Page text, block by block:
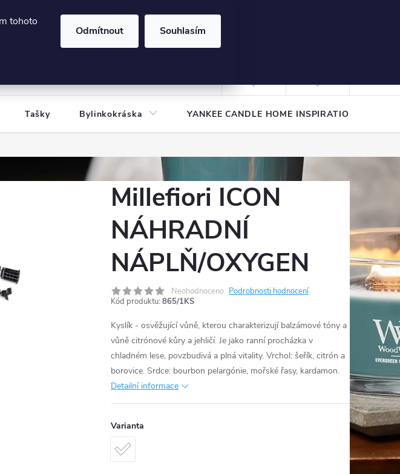
tohoto
Odmítnout Souhlasím
údajů
Tašky Bylinkokráska YANKEE CANDLE HOME INSPIRATION
Millefiori ICON
NÁHRADNÍ
NÁPLŇ/OXYGEN
Neohodnoceno Podrobnosti hodnocení
Kód produktu: 865/1KS
Kyslík - osvěžující vůně, kterou charakterizují balzámové tóny a
vůně citrónové kůry a jehličí. Je jako ranní procházka v
chladném lese, povzbudivá a plná vitality. Vrchol: šeřík, citrón a
borovice. Srdce: bourbon pelargónie, mořské řasy, kardamon.
Detailní informace
Varianta